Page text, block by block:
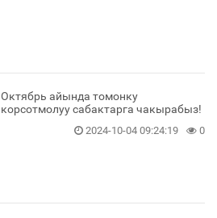
Октябрь айында томонку
корсотмолуу сабактарга чакырабыз!
2024-10-04 09:24:19 0